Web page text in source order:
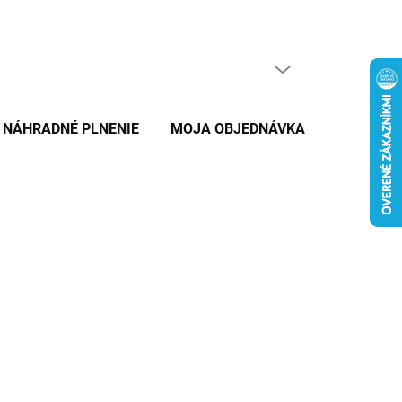
NÁHRADNÉ PLNENIE MOJA OBJEDNÁVKA ZNAČKY